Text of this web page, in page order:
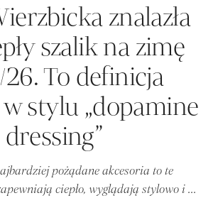
znalazła
szalik na zimę
To definicja
stylu „dopamine
dressing”
pożądane akcesoria to te
ciepło, wyglądają stylowo i ...